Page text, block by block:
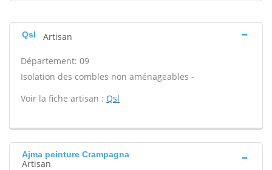
Qsl Artisan
Département: 09
Isolation des combles non aménageables -
Voir la fiche artisan : Qsl
Ajma peinture Crampagna
Artisan